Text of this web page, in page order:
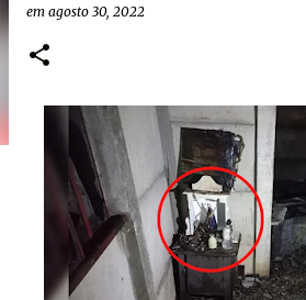
em agosto 30, 2022